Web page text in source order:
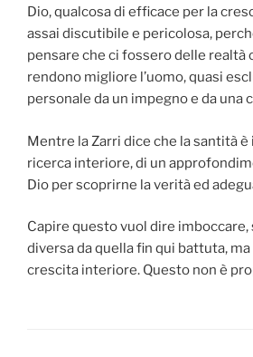
Dio, qualcosa di efficace per la
assai discutibile e pericolosa,
pensare che ci fossero delle realtà
rendono migliore l’uomo, quasi
personale da un impegno e da una
Mentre la Zarri dice che la santità
ricerca interiore, di un
Dio per scoprirne la verità ed
Capire questo vuol dire imboccare,
diversa da quella fin qui battuta,
crescita interiore. Questo non è